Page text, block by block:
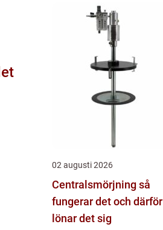
02 augusti 2026
Centralsmörjning så
fungerar det och därför
lönar det sig